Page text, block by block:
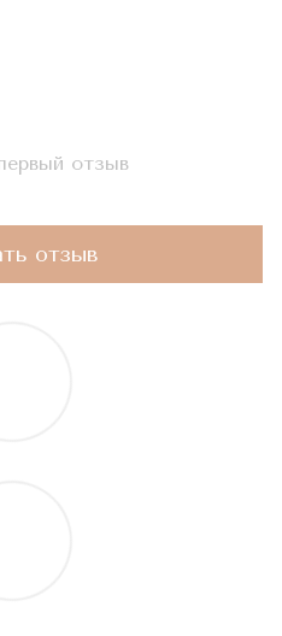
отзыв
отзыв